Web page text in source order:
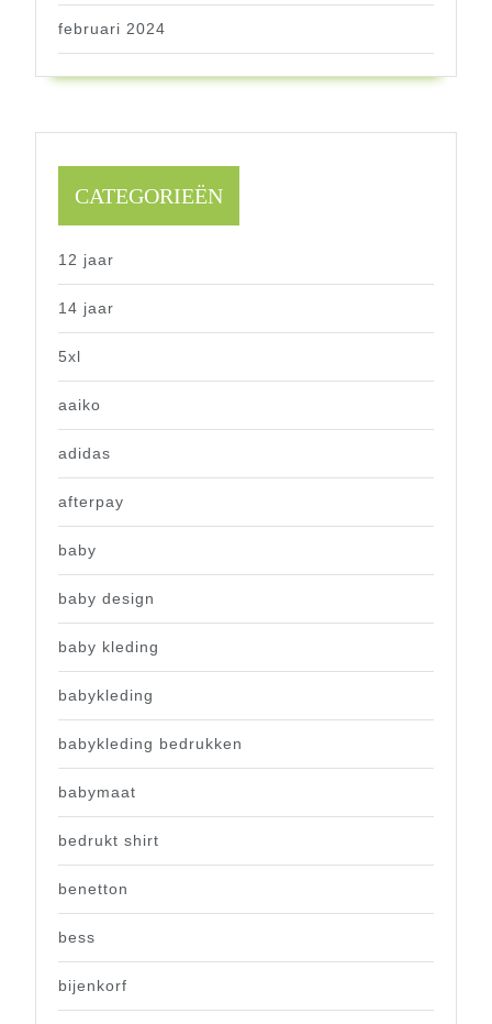
februari 2024
CATEGORIEËN
12 jaar
14 jaar
5xl
aaiko
adidas
afterpay
baby
baby design
baby kleding
babykleding
babykleding bedrukken
babymaat
bedrukt shirt
benetton
bess
bijenkorf